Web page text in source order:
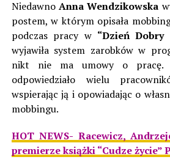
Niedawno Anna Wendzikowska
postem, w którym opisała
podczas pracy w “Dzień
wyjawiła system zarobków w
nikt nie ma umowy o pracę.
odpowiedziało wielu
wspierając ją i opowiadając o
mobbingu.
HOT NEWS- Racewicz,
premierze książki “Cudze życie”